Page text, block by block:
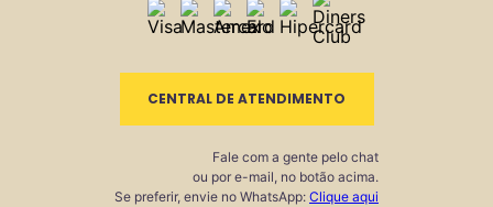
CENTRAL DE ATENDIMENTO
Fale com a gente pelo chat
ou por e-mail, no botão acima.
Se preferir, envie no WhatsApp: Clique aqui